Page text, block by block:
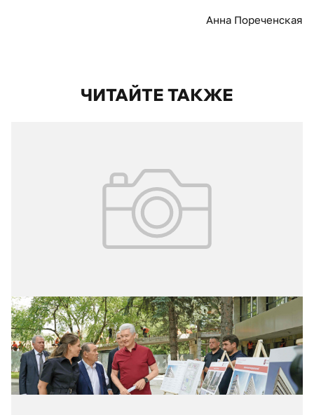
Анна Пореченская
ЧИТАЙТЕ ТАКЖЕ
02.08.2026 № 29 (427)
РЕКОНСТРУКЦИЯ БОЛЬНИЦЫ БЕЗ
ОТРЫВА ОТ ЛЕЧЕНИЯ